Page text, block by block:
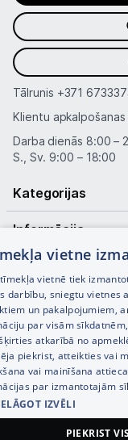
Tālrunis +371
Klientu apkalpošanas
Darba dienās 8:00 –
S., Sv. 9:00 – 18:00
Kategorijas
Informācija
Noderīgas saites
© SIA Tet 2026 -
vietne
vietnē tiek
darbību, sniegtu vietnes
un pakalpojumiem,
par visām
atkarībā no
piekrist, atteikties vai
vai mainīšana
par izmantotajām
IZVĒLI
PIEKRIST